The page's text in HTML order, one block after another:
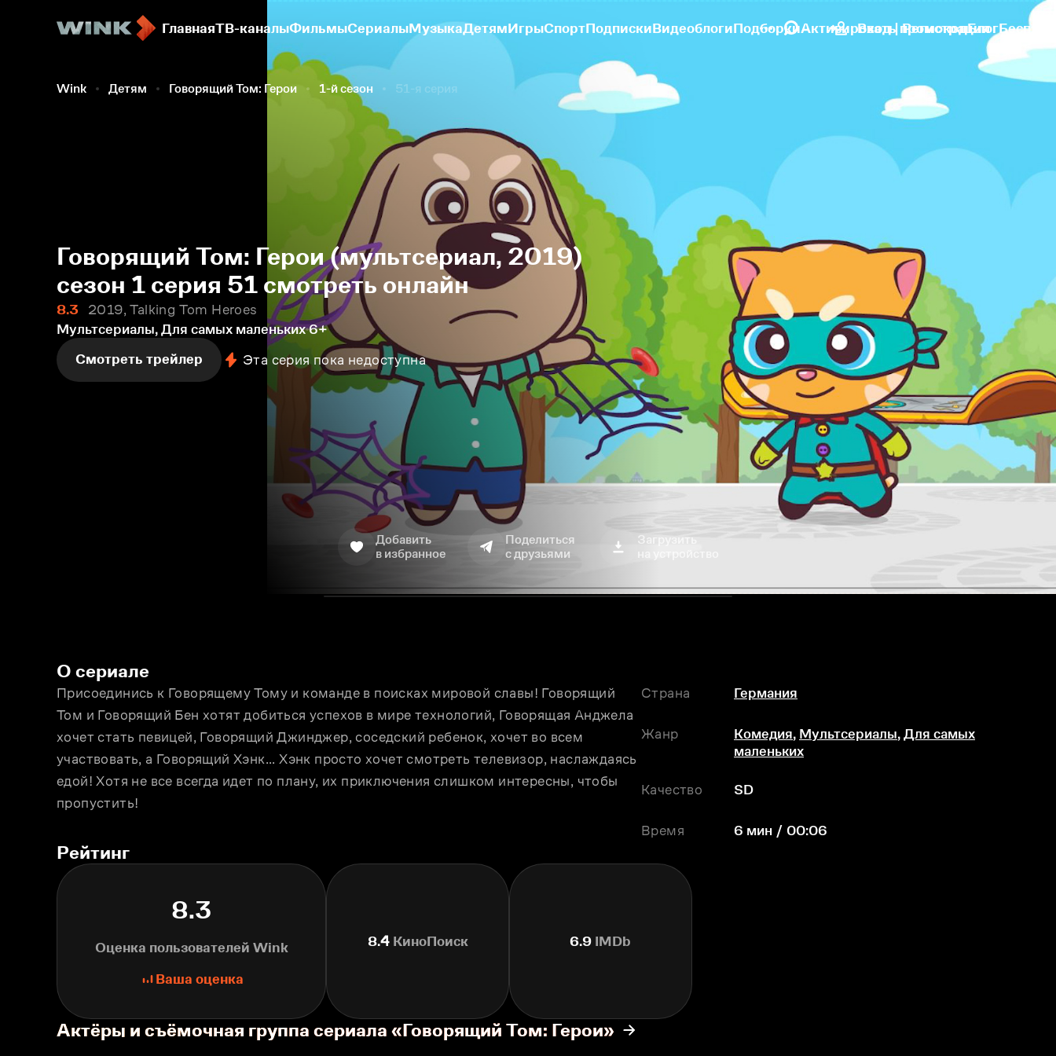
ГлавнаяТВ-каналыФильмыСериалыМузыкаДетямИгрыСпортПодпискиВидеоблогиПодборкиАктивировать промокодБлог
Вход | Регистрация
Wink Детям Говорящий Том: Герои 1-й сезон 51-я серия
Говорящий Том: Герои (мультсериал, 2019)
сезон 1 серия 51 смотреть онлайн
8.3
2019, Talking Tom Heroes
Мультсериалы, Для самых маленьких 6+
Смотреть трейлер
Эта серия пока недоступна
Добавить
в избранное
Поделиться
с друзьями
Загрузить
О сериале
Присоединись к Говорящему Тому и команде в поисках мировой славы! Говорящий
Том и Говорящий Бен хотят добиться успехов в мире технологий, Говорящая Анджела
хочет стать певицей, Говорящий Джинджер, соседский ребeнок, хочет во всем
участвовать, а Говорящий Хэнк... Хэнк просто хочет смотреть телевизор, наслаждаясь
едой! Хотя не всe всегда идет по плану, их приключения слишком интересны, чтобы
пропустить!
Страна Германия
Жанр Комедия, Мультсериалы, Для самых
маленьких
Качество SD
Время 6 мин / 00:06
Рейтинг
8.3
Оценка пользователей Wink
Ваша оценка
8.4КиноПоиск 6.9 IMDb
Актёры и съёмочная группа сериала «Говорящий Том: Герои»